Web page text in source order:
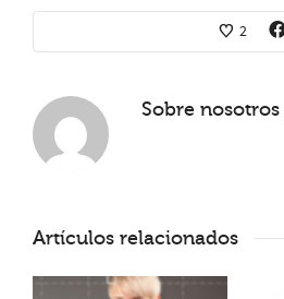
2
Sobre nosotros
Artículos relacionados